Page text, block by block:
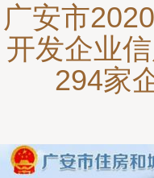
广安市
开发企业
294家